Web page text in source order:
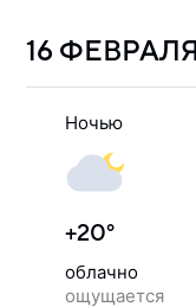
16 ФЕВРАЛЯ
Ночью
+20°
облачно
ощущается